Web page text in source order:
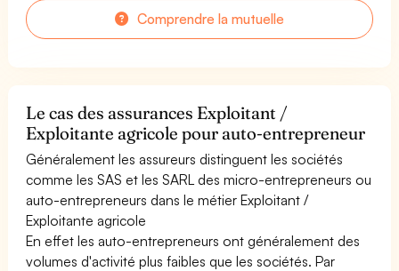
Comprendre la mutuelle
Le cas des assurances Exploitant /
Exploitante agricole pour auto-entrepreneur
Généralement les assureurs distinguent les sociétés
comme les SAS et les SARL des micro-entrepreneurs ou
auto-entrepreneurs dans le métier Exploitant /
Exploitante agricole
En effet les auto-entrepreneurs ont généralement des
volumes d'activité plus faibles que les sociétés. Par